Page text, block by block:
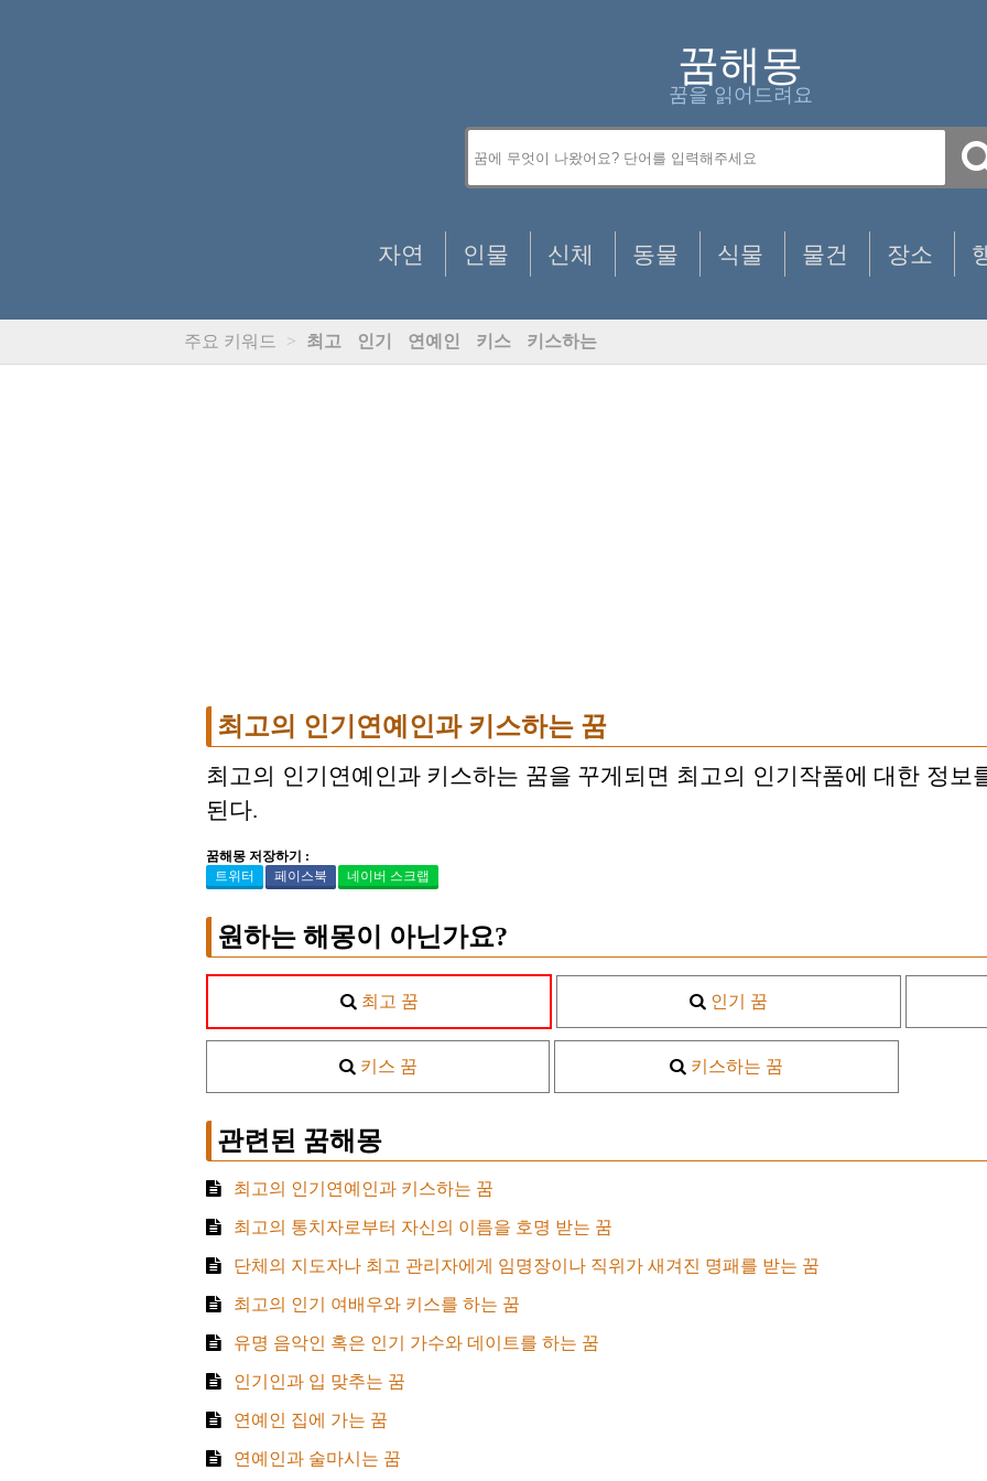
꿈해몽
꿈을 읽어드려요
자연 인물 신체 동물 식물 물건 장소
주요 키워드 > 최고 인기 연예인 키스 키스하는
최고의 인기연예인과 키스하는 꿈
최고의 인기연예인과 키스하는 꿈을 꾸게되면 최고의 인기작품에 대한 정보
된다.
꿈해몽 저장하기 :
트위터
페이스북 네이버 스크랩
원하는 해몽이 아닌가요?
최고 꿈 인기 꿈
키스 꿈 키스하는 꿈
관련된 꿈해몽
최고의 인기연예인과 키스하는 꿈
최고의 통치자로부터 자신의 이름을 호명 받는 꿈
단체의 지도자나 최고 관리자에게 임명장이나 직위가 새겨진 명패를 받는 꿈
최고의 인기 여배우와 키스를 하는 꿈
유명 음악인 혹은 인기 가수와 데이트를 하는 꿈
인기인과 입 맞추는 꿈
연예인 집에 가는 꿈
연예인과 술마시는 꿈